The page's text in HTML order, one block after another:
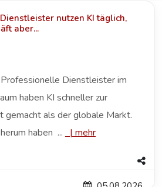
nutzen KI täglich,
aber...
Dienstleister im
haben KI schneller zur
gemacht als der globale Markt.
haben ...
| mehr